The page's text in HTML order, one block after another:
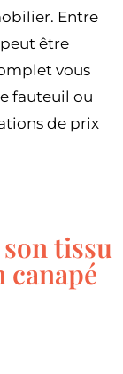
Entre
être
vous
fauteuil ou
de prix
tissu